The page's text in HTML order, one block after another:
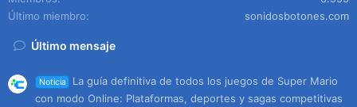
Último miembro
sonidosbotones.com
Último mensaje
Noticia
La guía definitiva de todos los juegos de Super Mario
con modo Online: Plataformas, deportes y sagas competitivas